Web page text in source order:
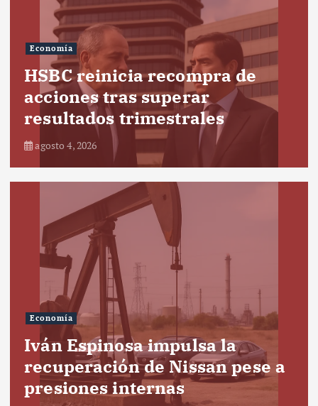
Economía
HSBC reinicia recompra de
acciones tras superar
resultados trimestrales
agosto 4, 2026
Economía
Iván Espinosa impulsa la
recuperación de Nissan pese a
presiones internas